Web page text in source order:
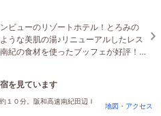
ビューのリゾートホテル！とろみの
うな美肌の湯♪リニューアルしたレス
紀の食材を使ったブッフェが好評！
張利用にも最適です。
を見ています
約されました
１０分。阪和高速南紀田辺Ｉ
地図・アクセス